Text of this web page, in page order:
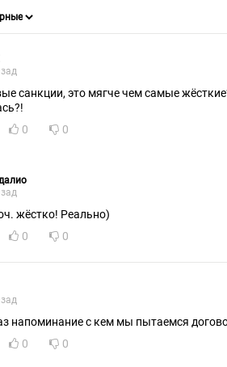
санкции, это мягче чем самые
0 0
жёстко! Реально)
0 0
напоминание с кем мы пытаемся
0 0